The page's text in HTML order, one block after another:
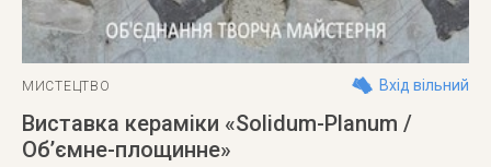
МИСТЕЦТВО Вхід вільний
Виставка кераміки «Solidum-Planum /
Обʼємне-площинне»